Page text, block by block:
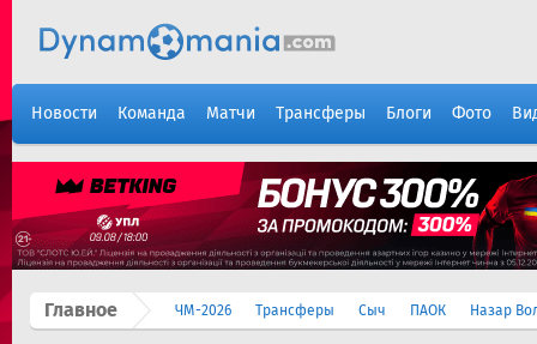
Новости Команда Матчи Трансферы Блоги Фото
Главное ЧМ-2026 Трансферы Сыч ПАОК Назар